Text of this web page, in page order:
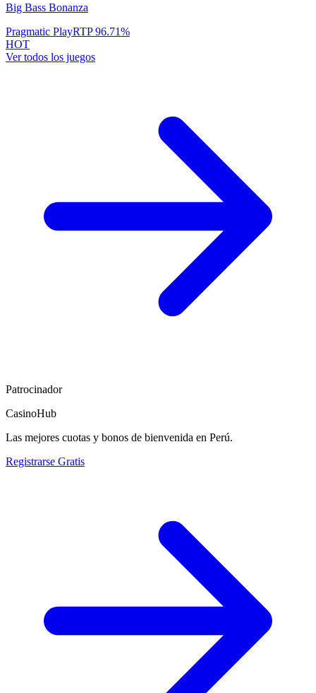
Big Bass Bonanza
Pragmatic PlayRTP96.71%
HOT
Ver todos los juegos
Patrocinador
CasinoHub
Las mejores cuotas y bonos de bienvenida en Perú.
Registrarse Gratis